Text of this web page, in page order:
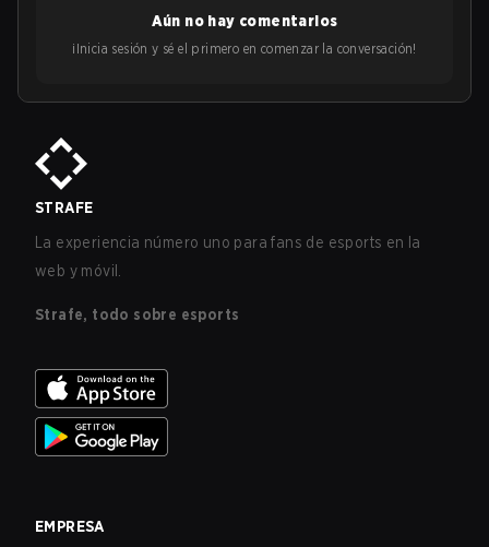
Aún no hay comentarios
¡Inicia sesión y sé el primero en comenzar la conversación!
STRAFE
La experiencia número uno para fans de esports en la
web y móvil.
Strafe, todo sobre esports
EMPRESA